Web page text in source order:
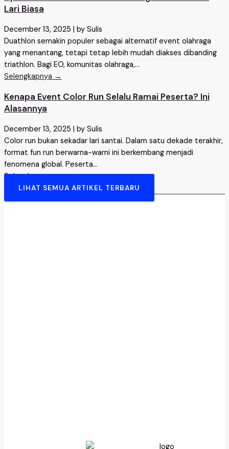
Lari Biasa
December 13, 2025 | by Sulis
Duathlon semakin populer sebagai alternatif event olahraga
yang menantang, tetapi tetap lebih mudah diakses dibanding
triathlon. Bagi EO, komunitas olahraga,...
Selengkapnya →
Kenapa Event Color Run Selalu Ramai Peserta? Ini
Alasannya
December 13, 2025 | by Sulis
Color run bukan sekadar lari santai. Dalam satu dekade terakhir,
format fun run berwarna-warni ini berkembang menjadi
fenomena global. Peserta...
Selengkapnya →
LIHAT SEMUA ARTIKEL TERBARU